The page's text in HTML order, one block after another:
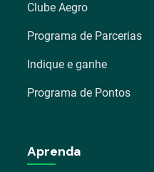
Clube Aegro
Programa de Parcerias
Indique e ganhe
Programa de Pontos
Aprenda